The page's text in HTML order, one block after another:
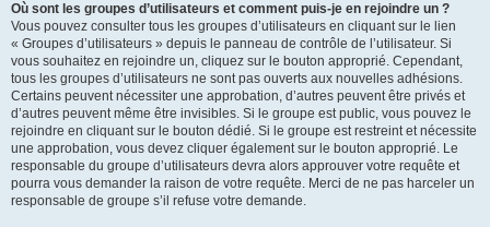
Où sont les groupes d’utilisateurs et comment puis-je en rejoindre un ?
Vous pouvez consulter tous les groupes d’utilisateurs en cliquant sur le lien
« Groupes d’utilisateurs » depuis le panneau de contrôle de l’utilisateur. Si
vous souhaitez en rejoindre un, cliquez sur le bouton approprié. Cependant,
tous les groupes d’utilisateurs ne sont pas ouverts aux nouvelles adhésions.
Certains peuvent nécessiter une approbation, d’autres peuvent être privés et
d’autres peuvent même être invisibles. Si le groupe est public, vous pouvez le
rejoindre en cliquant sur le bouton dédié. Si le groupe est restreint et nécessite
une approbation, vous devez cliquer également sur le bouton approprié. Le
responsable du groupe d’utilisateurs devra alors approuver votre requête et
pourra vous demander la raison de votre requête. Merci de ne pas harceler un
responsable de groupe s’il refuse votre demande.